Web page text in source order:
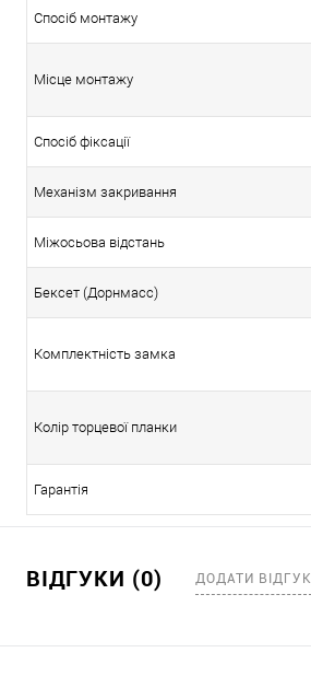
Спосіб монтажу
Місце монтажу
Спосіб фіксації
Механізм закривання
Міжосьова відстань
Бексет (Дорнмасс)
Комплектність замка
Колір торцевої планки
Гарантія
ВІДГУКИ (0) ДОДАТИ ВІДГУК